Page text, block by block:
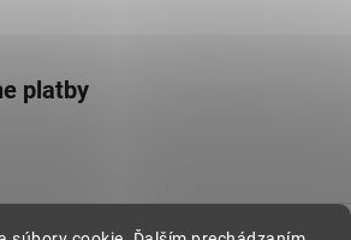
platby
Vytvoril Shoptet